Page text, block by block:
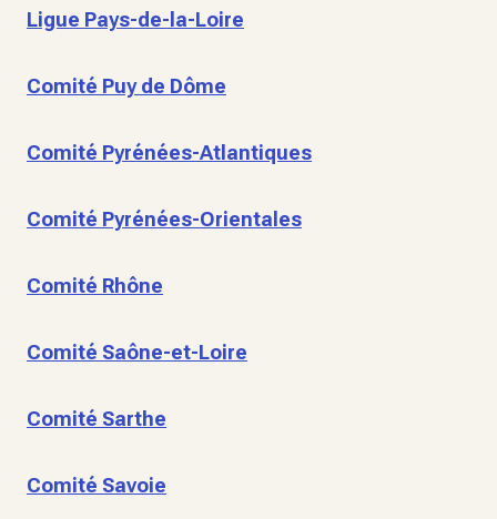
Ligue Pays-de-la-Loire
Comité Puy de Dôme
Comité Pyrénées-Atlantiques
Comité Pyrénées-Orientales
Comité Rhône
Comité Saône-et-Loire
Comité Sarthe
Comité Savoie